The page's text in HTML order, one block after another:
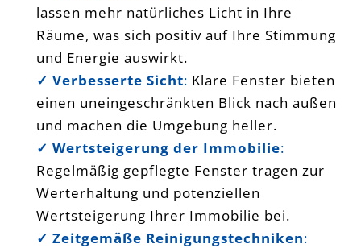
lassen mehr natürliches Licht in Ihre
Räume, was sich positiv auf Ihre Stimmung
und Energie auswirkt.
✓ Verbesserte Sicht: Klare Fenster bieten
einen uneingeschränkten Blick nach außen
und machen die Umgebung heller.
✓ Wertsteigerung der Immobilie:
Regelmäßig gepflegte Fenster tragen zur
Werterhaltung und potenziellen
Wertsteigerung Ihrer Immobilie bei.
✓ Zeitgemäße Reinigungstechniken: